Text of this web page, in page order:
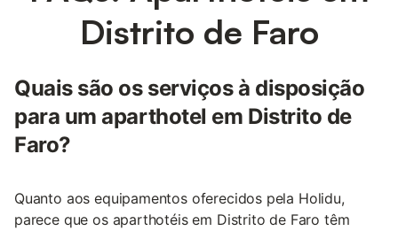
Distrito de Faro
Quais são os serviços à disposição
para um aparthotel em Distrito de
Faro?
Quanto aos equipamentos oferecidos pela Holidu,
parece que os aparthotéis em Distrito de Faro têm